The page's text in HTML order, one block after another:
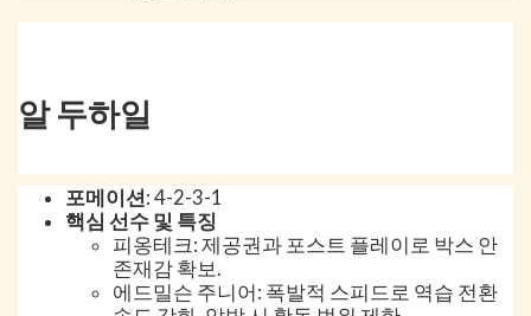
알 두하일
포메이션: 4-2-3-1
핵심 선수 및 특징
피옹테크: 제공권과 포스트 플레이로 박스 안
존재감 확보.
에드밀슨 주니어: 폭발적 스피드로 역습 전환